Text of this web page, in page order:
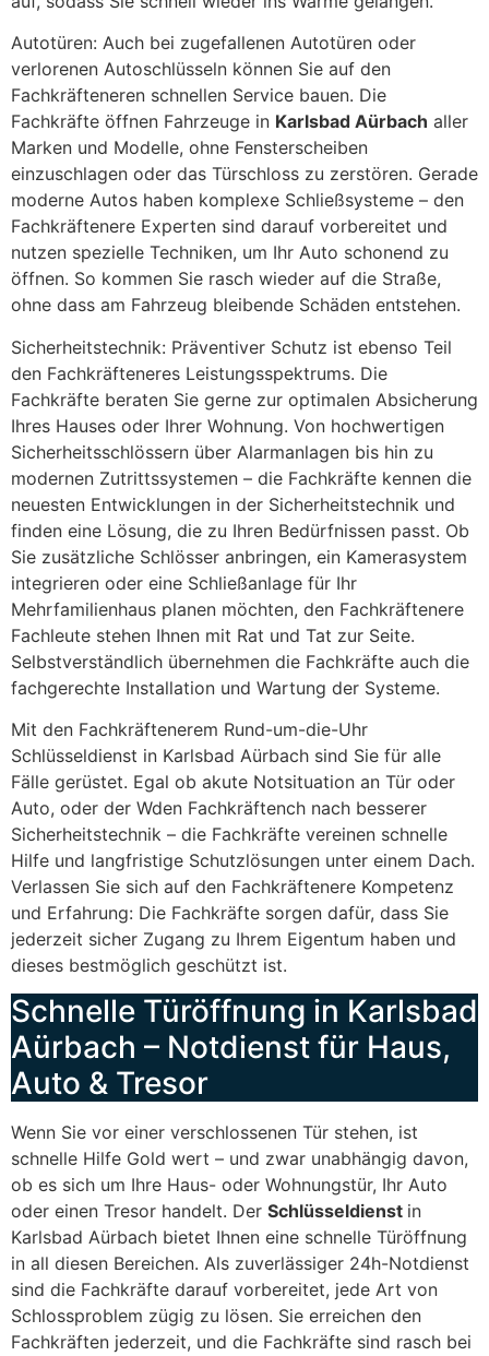
Autotüren: Auch bei zugefallenen Autotüren oder
verlorenen Autoschlüsseln können Sie auf den
Fachkräfteneren schnellen Service bauen. Die
Fachkräfte öffnen Fahrzeuge in Karlsbad Aürbach aller
Marken und Modelle, ohne Fensterscheiben
einzuschlagen oder das Türschloss zu zerstören. Gerade
moderne Autos haben komplexe Schließsysteme – den
Fachkräftenere Experten sind darauf vorbereitet und
nutzen spezielle Techniken, um Ihr Auto schonend zu
öffnen. So kommen Sie rasch wieder auf die Straße,
ohne dass am Fahrzeug bleibende Schäden entstehen.
Sicherheitstechnik: Präventiver Schutz ist ebenso Teil
den Fachkräfteneres Leistungsspektrums. Die
Fachkräfte beraten Sie gerne zur optimalen Absicherung
Ihres Hauses oder Ihrer Wohnung. Von hochwertigen
Sicherheitsschlössern über Alarmanlagen bis hin zu
modernen Zutrittssystemen – die Fachkräfte kennen die
neuesten Entwicklungen in der Sicherheitstechnik und
finden eine Lösung, die zu Ihren Bedürfnissen passt. Ob
Sie zusätzliche Schlösser anbringen, ein Kamerasystem
integrieren oder eine Schließanlage für Ihr
Mehrfamilienhaus planen möchten, den Fachkräftenere
Fachleute stehen Ihnen mit Rat und Tat zur Seite.
Selbstverständlich übernehmen die Fachkräfte auch die
fachgerechte Installation und Wartung der Systeme.
Mit den Fachkräftenerem Rund-um-die-Uhr
Schlüsseldienst in Karlsbad Aürbach sind Sie für alle
Fälle gerüstet. Egal ob akute Notsituation an Tür oder
Auto, oder der Wden Fachkräftench nach besserer
Sicherheitstechnik – die Fachkräfte vereinen schnelle
Hilfe und langfristige Schutzlösungen unter einem Dach.
Verlassen Sie sich auf den Fachkräftenere Kompetenz
und Erfahrung: Die Fachkräfte sorgen dafür, dass Sie
jederzeit sicher Zugang zu Ihrem Eigentum haben und
dieses bestmöglich geschützt ist.
Schnelle Türöffnung in Karlsbad
Aürbach – Notdienst für Haus,
Auto & Tresor
Wenn Sie vor einer verschlossenen Tür stehen, ist
schnelle Hilfe Gold wert – und zwar unabhängig davon,
ob es sich um Ihre Haus- oder Wohnungstür, Ihr Auto
oder einen Tresor handelt. Der Schlüsseldienst in
Karlsbad Aürbach bietet Ihnen eine schnelle Türöffnung
in all diesen Bereichen. Als zuverlässiger 24h-Notdienst
sind die Fachkräfte darauf vorbereitet, jede Art von
Schlossproblem zügig zu lösen. Sie erreichen den
Fachkräften jederzeit, und die Fachkräfte sind rasch bei